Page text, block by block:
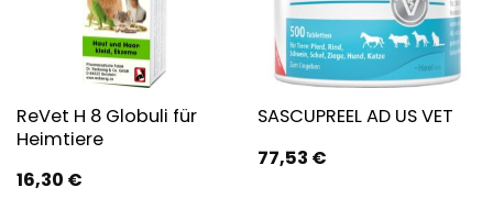
ReVet H 8 Globuli für
Heimtiere
16,30 €
SASCUPREEL AD US VET
77,53 €